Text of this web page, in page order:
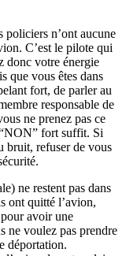
policiers n’ont aucune
C’est le pilote qui
donc votre énergie
que vous êtes dans
fort, de parler au
responsable de
ne prenez pas ce
fort suffit. Si
bruit, refuser de vous
ne restent pas dans
ont quitté l’avion,
avoir une
ne voulez pas prendre
déportation.